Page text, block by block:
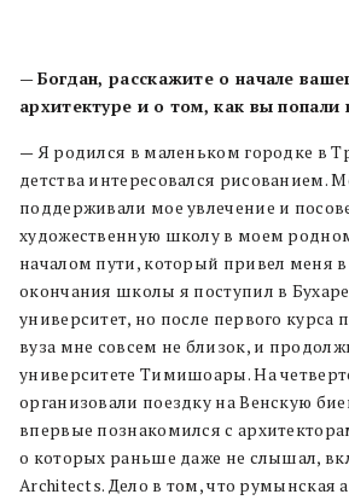
—Богдан, расскажите о начале
архитектуре и о том, как вы попали
— Я родился в маленьком городке в
детства интересовался рисованием.
поддерживали мое увлечение и
художественную школу в моем
началом пути, который привел меня в
окончания школы я поступил в
университет, но после первого курса
вуза мне совсем не близок, и
университете Тимишоары. На
организовали поездку на Венскую
впервые познакомился с
о которых раньше даже не слышал,
Architects. Дело в том, что румынская